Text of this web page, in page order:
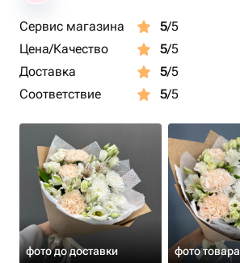
Сервис магазина 5/5
Цена/Качество
5/5
Доставка
5/5
Соответствие
5/5
фото до доставки фото товара